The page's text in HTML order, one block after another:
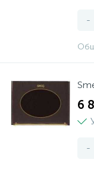
-
6
-